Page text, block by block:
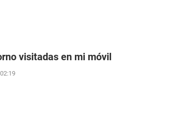
visitadas en mi móvil